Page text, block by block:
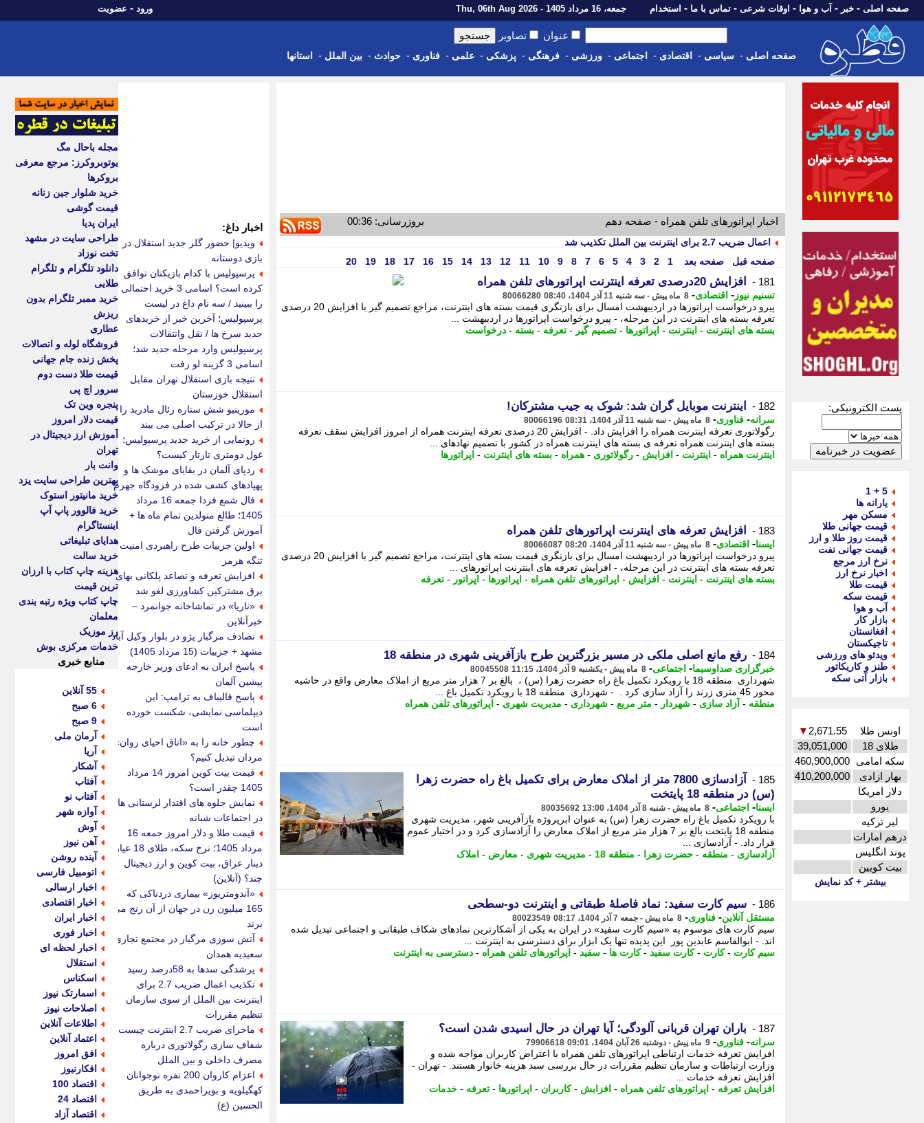
صفحه اصلی - خبر - آب و هوا - اوقات شرعی - تماس با ما - استخدام جمعه، 16 مرداد 1405 - Thu, 06th Aug 2026 ورود - عضویت
عنوان تصاویر
صفحه اصلی - سیاسی - اقتصادی - اجتماعی - ورزشی - فرهنگی - پزشکی - علمی - فناوری - حوادث - بین الملل - استانها
پست الکترونیکی:
5 + 1
یارانه ها
مسکن مهر
قیمت جهانی طلا
قیمت روز طلا و ارز
قیمت جهانی نفت
نرخ ارز مرجع
اخبار نرخ ارز
قیمت طلا
قیمت سکه
آب و هوا
بازار کار
افغانستان
تاجیکستان
ویدئو های ورزشی
طنز و کاریکاتور
بازار آتی سکه
اونس طلا 2,671.55
▼
طلای 18
39,051,000
سکه امامی 460,900,000
بهار ازادی
410,200,000
دلار امریکا
یورو
لیر ترکیه
درهم امارات
پوند انگلیس
بیت کویین
بیشتر + کد نمایش
اخبار اپراتورهای تلفن همراه - صفحه دهم بروزرسانی: 00:36
اعمال ضریب 2.7 برای اینترنت بین الملل تکذیب شد
صفحه قبل
صفحه بعد 1
2
3
4
5
6
7
8
9
10
11
12
13
14
15
16
17
18
19
20
181 - افزایش 20درصدی تعرفه اینترنت اپراتورهای تلفن همراه
تسنیم نیوز - اقتصادی- 8 ماه پیش - سه شنبه 11 آذر 1404، 08:40 80066280
پیرو درخواست اپراتورها در اردیبهشت امسال برای بازنگری قیمت بسته های اینترنت، مراجع تصمیم گیر با افزایش 20 درصدی
تعرفه بسته های اینترنت در این مرحله، - پیرو درخواست اپراتورها در اردیبهشت ...
بسته های اینترنت - اینترنت - اپراتورها - تصمیم گیر - تعرفه - بسته - درخواست
182 - اینترنت موبایل گران شد: شوک به جیب مشترکان!
سرانه- فناوری- 8 ماه پیش - سه شنبه 11 آذر 1404، 08:31 80066196
رگولاتوری تعرفه اینترنت همراه را افزایش داد. - افزایش 20 درصدی تعرفه اینترنت همراه از امروز افزایش سقف تعرفه
بسته های اینترنت همراه تعرفه ی بسته های اینترنت همراه در کشور با تصمیم نهادهای ...
اینترنت همراه - اینترنت - افزایش - رگولاتوری - همراه - بسته های اینترنت - اپراتورها
183 - افزایش تعرفه های اینترنت اپراتورهای تلفن همراه
ایسنا- اقتصادی- 8 ماه پیش - سه شنبه 11 آذر 1404، 08:20 80066087
پیرو درخواست اپراتورها در اردیبهشت امسال برای بازنگری قیمت بسته های اینترنت، مراجع تصمیم گیر با افزایش 20 درصدی
تعرفه بسته های اینترنت در این مرحله، - افزایش تعرفه های اینترنت اپراتورهای ...
بسته های اینترنت - اینترنت - افزایش - اپراتورهای تلفن همراه - اپراتورها - اپراتور - تعرفه
184 - رفع مانع اصلی ملکی در مسیر بزرگترین طرح بازآفرینی شهری در منطقه 18
خبرگزاری صداوسیما- اجتماعی- 8 ماه پیش - یکشنبه 9 آذر 1404، 11:15 80045508
­شهرداری منطقه 18 با رویکرد تکمیل باغ راه حضرت زهرا (س) ، بالغ بر 7 هزار متر مربع از املاک معارض واقع در حاشیه
محور 45 متری زرند را آزاد سازی کرد . - ­شهرداری منطقه 18 با رویکرد تکمیل باغ ...
منطقه - آزاد سازی - شهردار - متر مربع - شهرداری - مدیریت شهری - اپراتورهای تلفن همراه
185 -
آزادسازی 7800 متر از املاک معارض برای تکمیل باغ راه حضرت زهرا
(س) در منطقه 18 پایتخت
ایسنا- اجتماعی- 8 ماه پیش - شنبه 8 آذر 1404، 13:00 80035692
با رویکرد تکمیل باغ راه حضرت زهرا (س) به عنوان ابرپروژه بازآفرینی شهر، مدیریت شهری
منطقه 18 پایتخت بالغ بر 7 هزار متر مربع از املاک معارض را آزادسازی کرد و در اختیار عموم
قرار داد. - آزادسازی ...
آزادسازی - منطقه - حضرت زهرا - منطقه 18 - مدیریت شهری - معارض - املاک
186 - سیم کارت سفید: نماد فاصلهٔ طبقاتی و اینترنت دو-سطحی
مستقل آنلاین- فناوری- 8 ماه پیش - جمعه 7 آذر 1404، 08:17 80023549
سیم کارت های موسوم به «سیم کارت سفید» در ایران به یکی از آشکارترین نمادهای شکاف طبقاتی و اجتماعی تبدیل شده
اند. - ابوالقاسم عابدین پور این پدیده تنها یک ابزار برای دسترسی به اینترنت ...
سیم کارت -کارت -کارت سفید -کارت ها - سفید - اپراتورهای تلفن همراه - دسترسی به اینترنت
187 - باران تهران قربانی آلودگی؛ آیا تهران در حال اسیدی شدن است؟
سرانه- فناوری- 9 ماه پیش - دوشنبه 26 آبان 1404، 09:01 79906618
افزایش تعرفه خدمات ارتباطی اپراتورهای تلفن همراه با اعتراض کاربران مواجه شده و
وزارت ارتباطات و سازمان تنظیم مقررات در حال بررسی سبد هزینه خانوار هستند. - تهران -
افزایش تعرفه خدمات ...
افزایش تعرفه - اپراتورهای تلفن همراه - افزایش -کاربران - اپراتورها - تعرفه - خدمات
اخبار داغ:
ویدیو| حضور گلر جدید استقلال در
بازی دوستانه
پرسپولیس با کدام بازیکنان توافق
کرده است؟ اسامی 3 خرید احتمالی
را ببینید / سه نام داغ در لیست
پرسپولیس؛ آخرین خبر از خریدهای
جدید سرخ ها / نقل وانتقالات
پرسپولیس وارد مرحله جدید شد؛
اسامی 3 گزینه لو رفت
نتیجه بازی استقلال تهران مقابل
استقلال خوزستان
مورینیو شش ستاره رئال مادرید را
از حالا در ترکیب اصلی می بیند
رونمایی از خرید جدید پرسپولیس؛
غول دومتری تارتار کیست؟
ردپای آلمان در بقایای موشک ها و
پهپادهای کشف شده در فرودگاه جهرم
فال شمع فردا جمعه 16 مرداد
1405؛ طالع متولدین تمام ماه ها +
آموزش گرفتن فال
اولین جزییات طرح راهبردی امنیت
تنگه هرمز
افزایش تعرفه و تصاعد پلکانی بهای
برق مشترکین کشاورزی لغو شد
«ناریا» در تماشاخانه جوانمرد –
خبرآنلاین
تصادف مرگبار پژو در بلوار وکیل آباد
مشهد + جزییات (15 مرداد 1405)
پاسخ ایران به ادعای وزیر خارجه
پیشین آلمان
پاسخ قالیباف به ترامپ: این
دیپلماسی نمایشی، شکست خورده
است
چطور خانه را به «اتاق احیای روان»
مردان تبدیل کنیم؟
قیمت بیت کوین امروز 14 مرداد
1405 چقدر است؟
نمایش جلوه های اقتدار لرستانی ها
در اجتماعات شبانه
قیمت طلا و دلار امروز جمعه 16
مرداد 1405؛ نرخ سکه، طلای 18 عیار،
دینار عراق، بیت کوین و ارز دیجیتال
چند؟ (آنلاین)
«آندومتریوز» بیماری دردناکی که
165 میلیون زن در جهان از آن رنج می
برند
آتش سوزی مرگبار در مجتمع تجاری
سعیدیه همدان
پرشدگی سدها به 58درصد رسید
تکذیب اعمال ضریب 2.7 برای
اینترنت بین الملل از سوی سازمان
تنظیم مقررات
ماجرای ضریب 2.7 اینترنت چیست؟
شفاف سازی رگولاتوری درباره
مصرف داخلی و بین الملل
اعزام کاروان 200 نفره نوجوانان
کهگیلویه و بویراحمدی به طریق
الحسین (ع)
مجله باحال مگ
یوتوبروکرز: مرجع معرفی
بروکرها
خرید شلوار جین زنانه
قیمت گوشی
ایران پدیا
طراحی سایت در مشهد
تخت نوزاد
دانلود تلگرام و تلگرام
طلایی
خرید ممبر تلگرام بدون
ریزش
عطاری
فروشگاه لوله و اتصالات
پخش زنده جام جهانی
قیمت طلا دست دوم
سرور اچ پی
پنجره وین تک
قیمت دلار امروز
آموزش ارز دیجیتال در
تهران
وانت بار
بهترین طراحی سایت یزد
خرید مانیتور استوک
خرید فالوور پاپ آپ
اینستاگرام
هدایای تبلیغاتی
خرید سالت
هزینه چاپ کتاب با ارزان
ترین قیمت
چاپ کتاب ویژه رتبه بندی
معلمان
رز موزیک
خدمات مرکزی بوش
منابع خبری
55 آنلاین
6 صبح
9 صبح
آرمان ملی
آریا
آشکار
آفتاب
آفتاب نو
آوازه شهر
آوش
آهن نیوز
آینده روشن
اتومبیل فارسی
اخبار ارسالی
اخبار اقتصادی
اخبار ایران
اخبار فوری
اخبار لحظه ای
استقلال
اسکناس
اسمارتک نیوز
اصلاحات نیوز
اطلاعات آنلاین
اعتماد آنلاین
افق امروز
افکارنیوز
اقتصاد 100
اقتصاد 24
اقتصاد آزاد